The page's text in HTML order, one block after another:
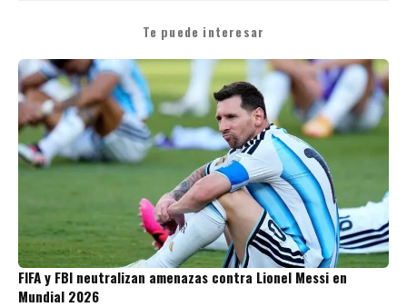
Te puede interesar
FIFA y FBI neutralizan amenazas contra Lionel Messi en
Mundial 2026